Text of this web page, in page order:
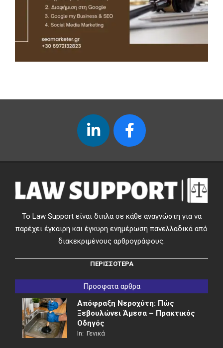
Το Law Support είναι διπλα σε κάθε αναγνώστη για να
παρέχει έγκαιρη και έγκυρη ενημέρωση πανελλαδικά από
διακεκριμένους αρθρογράφους.
ΠΕΡΙΣΣΟΤΕΡΑ
Προσφατα αρθρα
Απόφραξη Νεροχύτη: Πώς
Ξεβουλώνει Άμεσα – Πρακτικός
Οδηγός
In: Γενικά